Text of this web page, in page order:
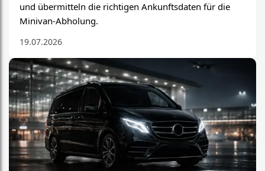
und übermitteln die richtigen Ankunftsdaten für die
Minivan-Abholung.
19.07.2026